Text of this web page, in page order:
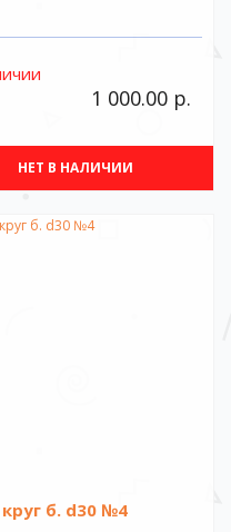
1 000.00 р.
НЕТ В НАЛИЧИИ
б. d30 №4